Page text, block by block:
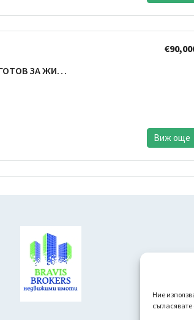
Ние
ЛЕВСКИ – ОБЗАВЕДЕН ДВУСТАЕН.– ГОТОВ ЗА ЖИВЕЕНЕ – СВОБОДНО ПАРКИРАНЕ – ТОП ЦЕНА
Виж още